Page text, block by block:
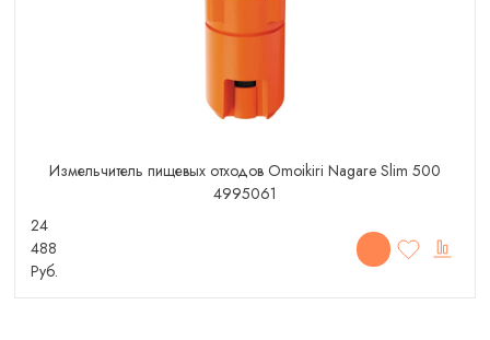
Измельчитель пищевых отходов Omoikiri Nagare Slim 500
4995061
24
488
Руб.